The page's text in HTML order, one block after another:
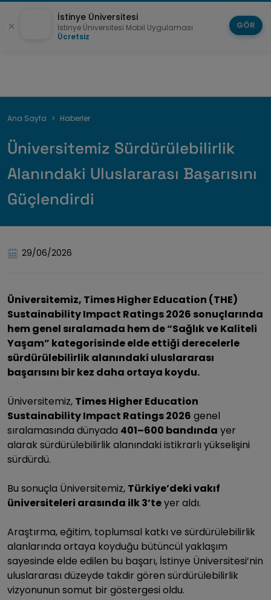
Sayfa
yolu
Ana Sayfa Haberler
Üniversitemiz Sürdürülebilirlik
Alanındaki Uluslararası Başarısını
Güçlendirdi
29/06/2026
Üniversitemiz, Times Higher Education (THE)
Sustainability Impact Ratings 2026 sonuçlarında
hem genel sıralamada hem de “Sağlık ve Kaliteli
Yaşam” kategorisinde elde ettiği derecelerle
sürdürülebilirlik alanındaki uluslararası
başarısını bir kez daha ortaya koydu.
Üniversitemiz, Times Higher Education
Sustainability Impact Ratings 2026 genel
sıralamasında dünyada 401–600 bandında yer
alarak sürdürülebilirlik alanındaki istikrarlı yükselişini
sürdürdü.
Bu sonuçla Üniversitemiz, Türkiye’deki vakıf
üniversiteleri arasında ilk 3’teyer aldı.
Araştırma, eğitim, toplumsal katkı ve sürdürülebilirlik
alanlarında ortaya koyduğu bütüncül yaklaşım
sayesinde elde edilen bu başarı, İstinye Üniversitesi’nin
uluslararası düzeyde takdir gören sürdürülebilirlik
vizyonunun somut bir göstergesi oldu.
İstinye Üniversitesi
İstinye Üniversitesi Mobil Uygulaması
Ücretsiz
GÖR